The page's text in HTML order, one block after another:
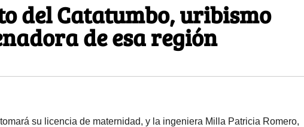
del Catatumbo, uribismo
de esa región
su licencia de maternidad, y la ingeniera Milla Patricia Romero,